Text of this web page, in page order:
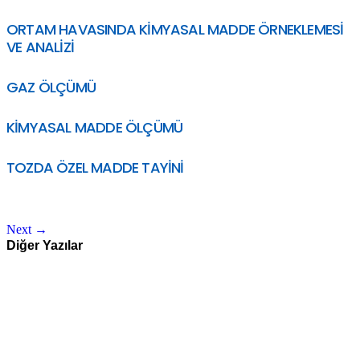
ORTAM HAVASINDA KİMYASAL MADDE ÖRNEKLEMESİ
VE ANALİZİ
GAZ ÖLÇÜMÜ
KİMYASAL MADDE ÖLÇÜMÜ
TOZDA ÖZEL MADDE TAYİNİ
Next →
Diğer Yazılar